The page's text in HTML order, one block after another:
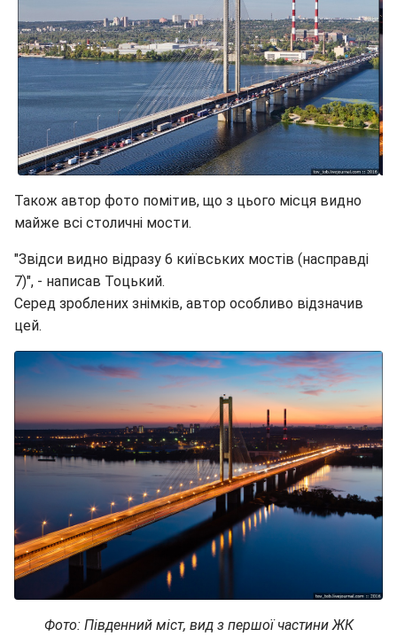
Також автор фото помітив, що з цього місця видно
майже всі столичні мости.
"Звідси видно відразу 6 київських мостів (насправді
7)", - написав Тоцький.
Серед зроблених знімків, автор особливо відзначив
цей.
Фото: Південний міст, вид з першої частини ЖК